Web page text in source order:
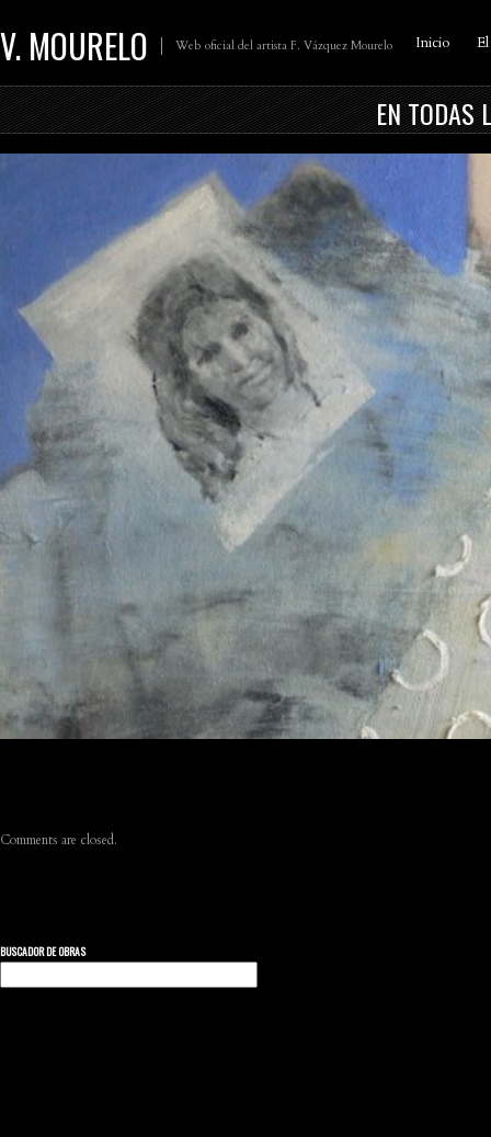
V. MOURELO Web oficial del artista F. Vázquez Mourelo Inicio
EN TODAS
Comments are closed.
BUSCADOR DE OBRAS